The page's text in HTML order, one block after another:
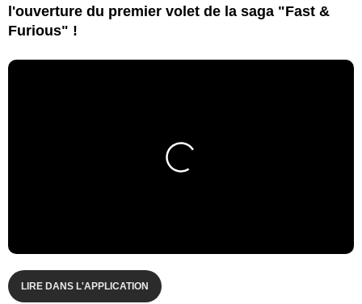
l'ouverture du premier volet de la saga "Fast &
Furious" !
LIRE DANS L'APPLICATION